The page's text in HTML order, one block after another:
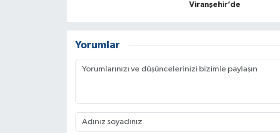
Viranşehir’de
Yorumlar